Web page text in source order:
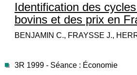
Identification des
bovins et des prix en
BENJAMIN C., FRAYSSE J.,
3R 1999 - Séance : Économie